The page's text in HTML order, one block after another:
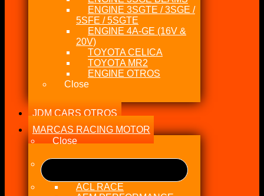
ENGINE 3SGTE / 3SGE /
5SFE / 5SGTE
ENGINE 4A-GE (16V &
20V)
TOYOTA CELICA
TOYOTA MR2
ENGINE OTROS
Close
JDM CARS OTROS
MARCAS RACING MOTOR
Close
ACL RACE